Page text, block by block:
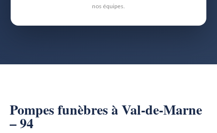
nos équipes.
Pompes funèbres à Val-de-Marne
– 94